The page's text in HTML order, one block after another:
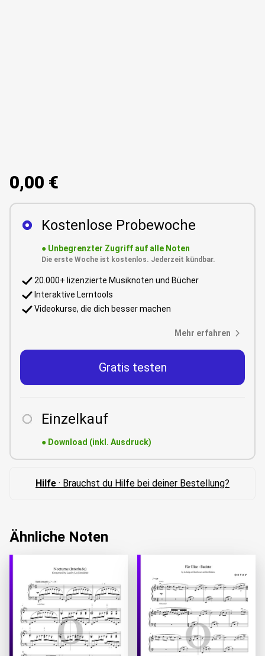
0,00 €
Kostenlose Probewoche
● Unbegrenzter Zugriff auf alle Noten
Die erste Woche ist kostenlos. Jederzeit kündbar.
20.000+ lizenzierte Musiknoten und Bücher
Interaktive Lerntools
Videokurse, die dich besser machen
Mehr erfahren
Gratis testen
Einzelkauf
● Download (inkl. Ausdruck)
Hilfe · Brauchst du Hilfe bei deiner Bestellung?
Ähnliche Noten